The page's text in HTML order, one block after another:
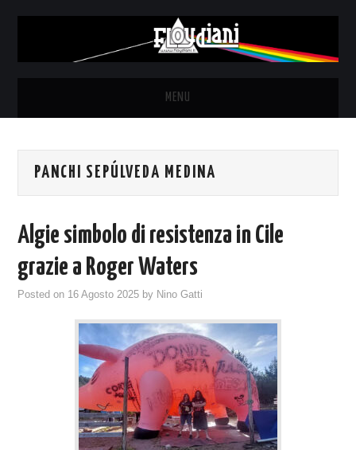
MENU
NEWS
SYD BARRETT – ALLE SOGLIE
DELL’ALBA
COVER & TRIBUTI
PANCHI SEPÚLVEDA MEDINA
Algie simbolo di resistenza in Cile
grazie a Roger Waters
Posted on 16 Agosto 2025 by Nino Gatti